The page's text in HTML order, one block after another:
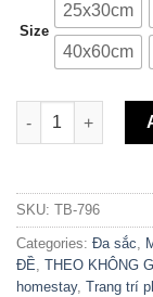
Size
25x30cm
40x60cm
Bộ 2 Tranh
SKU: TB-796
Categories: Đa sắc,
ĐỀ, THEO KHÔNG
homestay, Trang trí